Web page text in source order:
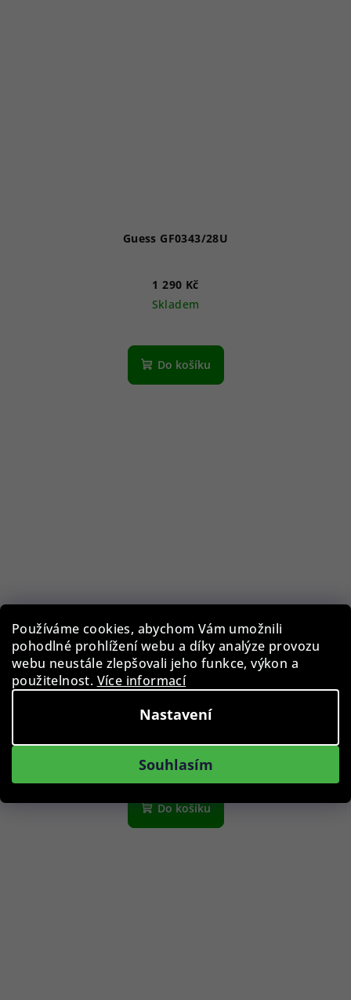
Používáme cookies, abychom Vám umožnili
pohodlné prohlížení webu a díky analýze provozu
webu neustále zlepšovali jeho funkce, výkon a
použitelnost. Více informací
Nastavení
Souhlasím
Guess GF0343/28U
1 290 Kč
Skladem
Do košíku
Guess GF0344/28U
Skladem
Do košíku